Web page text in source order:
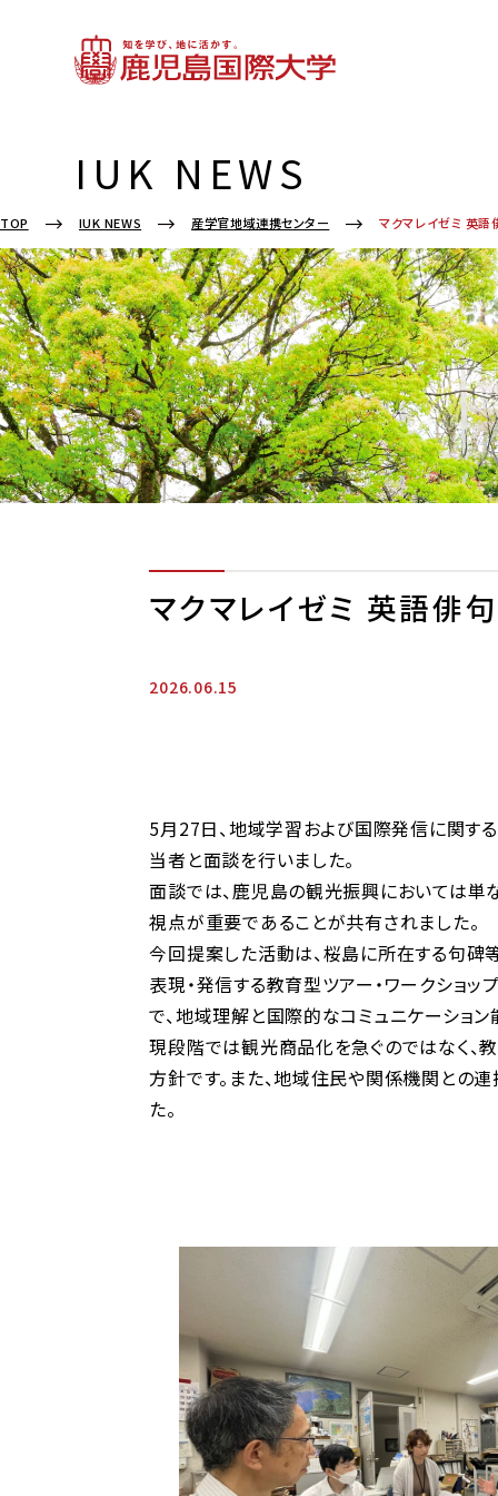
IUK NEWS
TOP IUK NEWS 産学官地域連携センター
マクマレイゼミ 英語俳
2026.06.15
5月27日、地域学習および国際発信に関す
当者と面談を行いました。
面談では、鹿児島の観光振興においては単
視点が重要であることが共有されました。
今回提案した活動は、桜島に所在する句碑
表現・発信する教育型ツアー・ワークショ
で、地域理解と国際的なコミュニケーショ
現段階では観光商品化を急ぐのではなく、
方針です。また、地域住民や関係機関との
た。